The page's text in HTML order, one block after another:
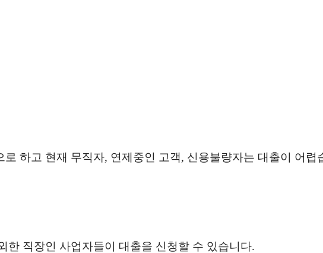
하고 현재 무직자, 연제중인 고객, 신용불량자는 대출이 어
한 직장인 사업자들이 대출을 신청할 수 있습니다.